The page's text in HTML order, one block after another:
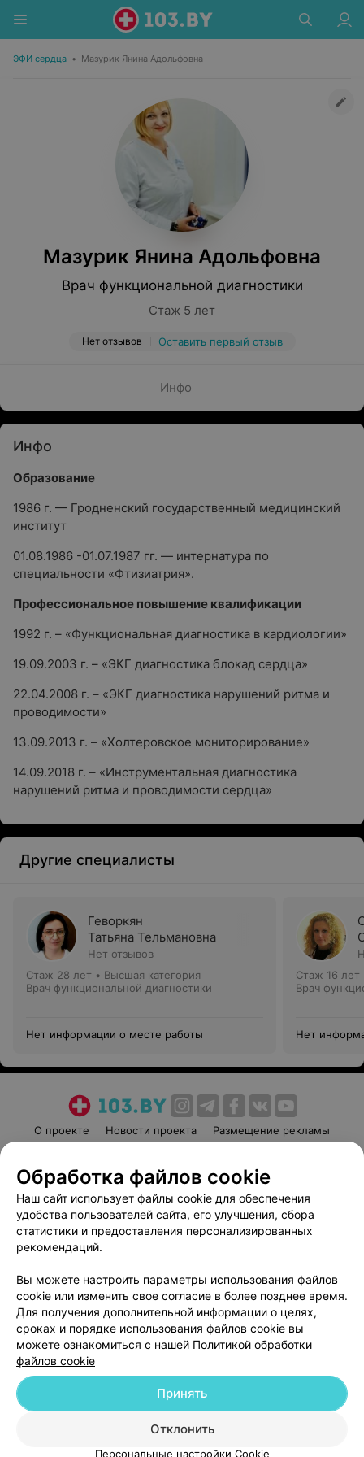
ЭФИ сердца • Мазурик Янина Адольфовна
Мазурик Янина Адольфовна
Врач функциональной диагностики
Стаж 5 лет
Нет отзывов Оставить первый отзыв
Инфо
Инфо
Образование
1986 г. — Гродненский государственный медицинский
институт
01.08.1986 -01.07.1987 гг. — интернатура по
специальности «Фтизиатрия».
Профессиональное повышение квалификации
1992 г. – «Функциональная диагностика в кардиологии»
19.09.2003 г. – «ЭКГ диагностика блокад сердца»
22.04.2008 г. – «ЭКГ диагностика нарушений ритма и
проводимости»
13.09.2013 г. – «Холтеровское мониторирование»
14.09.2018 г. – «Инструментальная диагностика
нарушений ритма и проводимости сердца»
Другие специалисты
Геворкян
Татьяна Тельмановна
Нет отзывов
Стаж 28 лет • Высшая категория
Врач функциональной диагностики
Нет информации о месте работы
Стаж 16 лет
Врач
Нет
О проекте Новости проекта
Размещение рекламы
Пользовательское соглашение
Способы оплаты
Вакансии
Партнеры
Написать руководителю 103.by
Обработка персональных данных
© 2026 ООО «Артокс Лаб», УНП 191700409
| 220012, Республика Беларусь,
Служба поддержки +375 291212755
Обработка файлов cookie
Наш сайт использует файлы cookie для обеспечения
удобства пользователей сайта, его улучшения, сбора
статистики и предоставления персонализированных
рекомендаций.
Вы можете настроить параметры использования файлов
cookie или изменить свое согласие в более позднее время.
Для получения дополнительной информации о целях,
сроках и порядке использования файлов cookie вы
можете ознакомиться с нашей Политикой обработки
файлов cookie
Отклонить
Принять
Персональные настройки Cookie